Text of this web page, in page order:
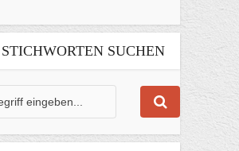
SUCHEN